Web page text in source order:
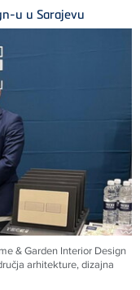
u u Sarajevu
& Garden Interior Design
arhitekture, dizajna